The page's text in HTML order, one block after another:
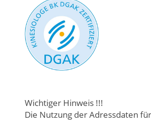
Wichtiger Hinweis !!!
Die Nutzung der Adressdaten